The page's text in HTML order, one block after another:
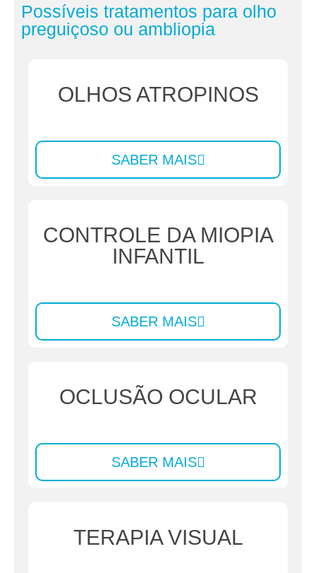
Possíveis tratamentos para olho
preguiçoso ou ambliopia
OLHOS ATROPINOS
SABER MAIS
CONTROLE DA MIOPIA
INFANTIL
SABER MAIS
OCLUSÃO OCULAR
SABER MAIS
TERAPIA VISUAL